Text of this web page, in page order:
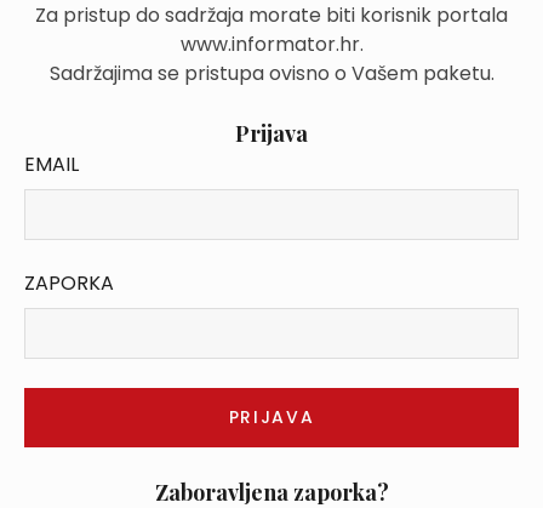
Za pristup do sadržaja morate biti korisnik portala
www.informator.hr.
Sadržajima se pristupa ovisno o Vašem paketu.
Prijava
EMAIL
ZAPORKA
Zaboravljena zaporka?